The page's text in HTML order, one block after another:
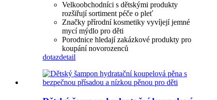
Velkoobchodníci s dětskými produkty
rozšiřují sortiment péče o pleť
Značky přírodní kosmetiky vyvíjejí jemné
mycí mýdlo pro děti
Porodnice hledají zakázkové produkty pro
koupání novorozenců
dotazdetail